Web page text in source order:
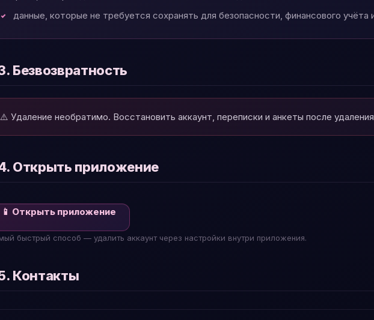
данные, которые не требуется сохранять для безопасности, финансового учёта
Безвозвратность
⚠️ Удаление необратимо. Восстановить аккаунт, переписки и анкеты после
Открыть приложение
📱 Открыть приложение
быстрый способ — удалить аккаунт через настройки внутри приложения.
Контакты